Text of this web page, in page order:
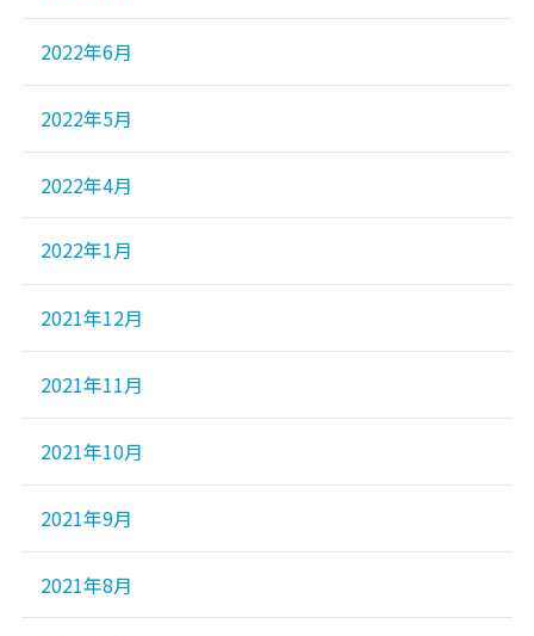
2022年6月
2022年5月
2022年4月
2022年1月
2021年12月
2021年11月
2021年10月
2021年9月
2021年8月